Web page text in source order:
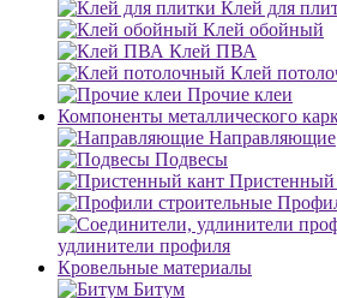
Клей для
Клей обойный
Клей ПВА
Клей
Прочие клеи
Компоненты металлического
Направляющие
Подвесы
Пристенный
удлинители профиля
Кровельные материалы
Битум